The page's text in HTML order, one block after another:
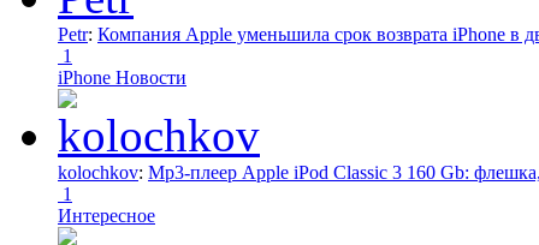
Petr: Компания Apple уменьшила срок возврата iPhone в
1
iPhone Новости
kolochkov: Mp3-плеер Apple iPod Classic 3 160 Gb:
1
Интересное